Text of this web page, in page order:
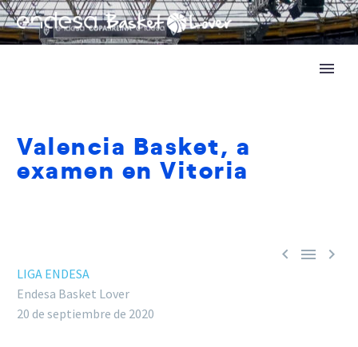
Valencia Basket, a
examen en Vitoria
  
LIGA ENDESA
Endesa Basket Lover
20 de septiembre de 2020